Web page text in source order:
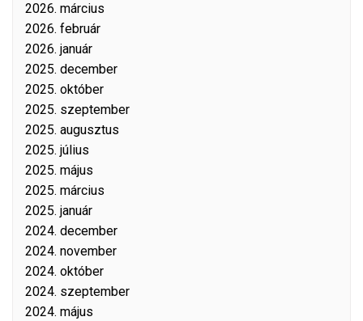
2026. március
2026. február
2026. január
2025. december
2025. október
2025. szeptember
2025. augusztus
2025. július
2025. május
2025. március
2025. január
2024. december
2024. november
2024. október
2024. szeptember
2024. május